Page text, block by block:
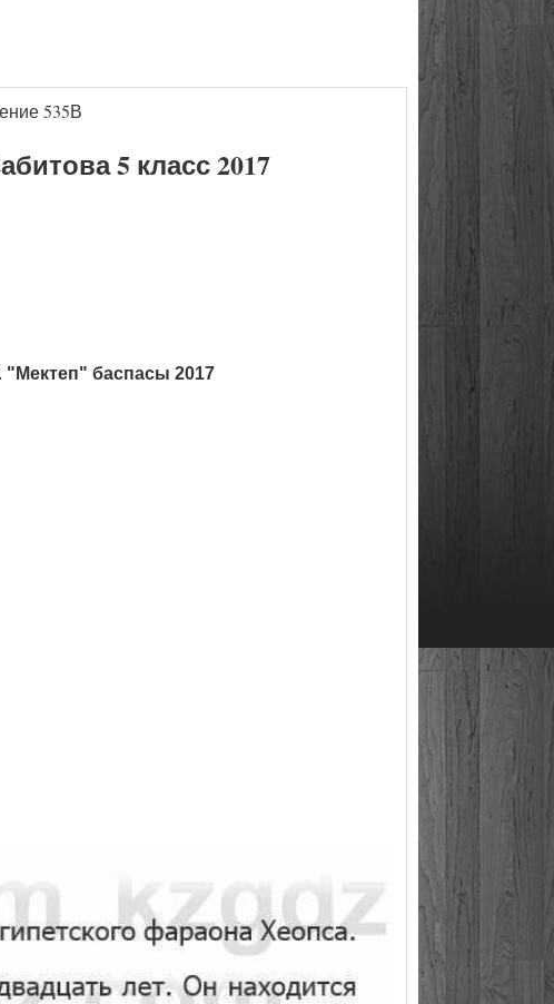
535В
5 класс 2017
"Мектеп" баспасы 2017